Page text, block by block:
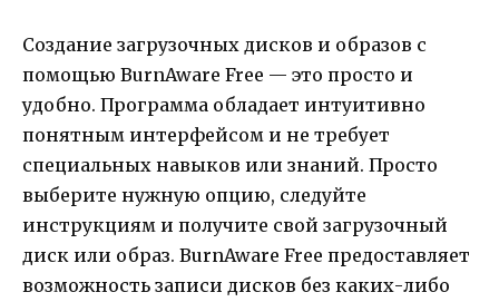
Создание загрузочных дисков и образов с
помощью BurnAware Free — это просто и
удобно. Программа обладает интуитивно
понятным интерфейсом и не требует
специальных навыков или знаний. Просто
выберите нужную опцию, следуйте
инструкциям и получите свой загрузочный
диск или образ. BurnAware Free предоставляет
возможность записи дисков без каких-либо